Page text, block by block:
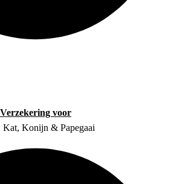
Verzekering voor
Kat, Konijn & Papegaai